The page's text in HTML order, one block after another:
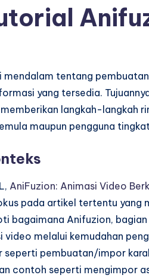
mendalam tentang
yang tersedia.
langkah-langkah
maupun pengguna
AniFuzion: Animasi Video
pada artikel tertentu yang
bagaimana Anifuzion, bagian
video melalui kemudahan
pembuatan/impor
contoh seperti mengimpor